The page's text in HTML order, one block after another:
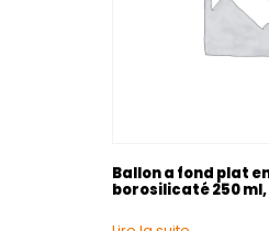
Ballon a fond plat
borosilicaté 250